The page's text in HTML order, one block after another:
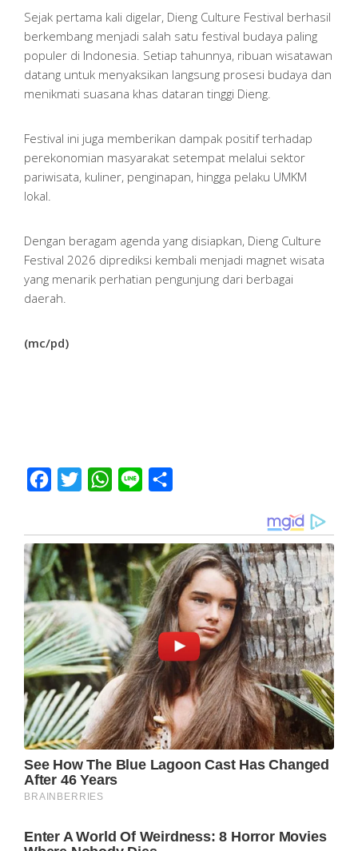
Sejak pertama kali digelar, Dieng Culture Festival berhasil
berkembang menjadi salah satu festival budaya paling
populer di Indonesia. Setiap tahunnya, ribuan wisatawan
datang untuk menyaksikan langsung prosesi budaya dan
menikmati suasana khas dataran tinggi Dieng.
Festival ini juga memberikan dampak positif terhadap
perekonomian masyarakat setempat melalui sektor
pariwisata, kuliner, penginapan, hingga pelaku UMKM
lokal.
Dengan beragam agenda yang disiapkan, Dieng Culture
Festival 2026 diprediksi kembali menjadi magnet wisata
yang menarik perhatian pengunjung dari berbagai
daerah.
(mc/pd)
Facebook
Twitter WhatsApp
Line